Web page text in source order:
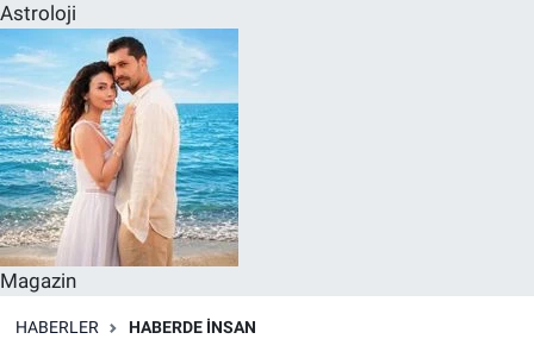
Astroloji
Magazin
HABERLER HABERDE INSAN